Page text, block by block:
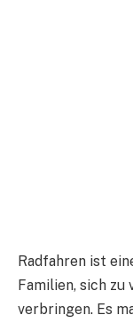
Radfahren ist
Familien, sich zu
verbringen. Es